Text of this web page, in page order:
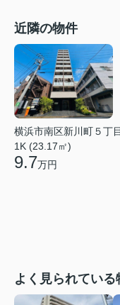
近隣の物件
横浜市南区新川町５丁目
1K (23.17㎡)
9.7万円
よく見られている